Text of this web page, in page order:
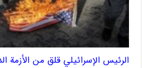
الرئيس الإسرائيلي قلق من الأزمة